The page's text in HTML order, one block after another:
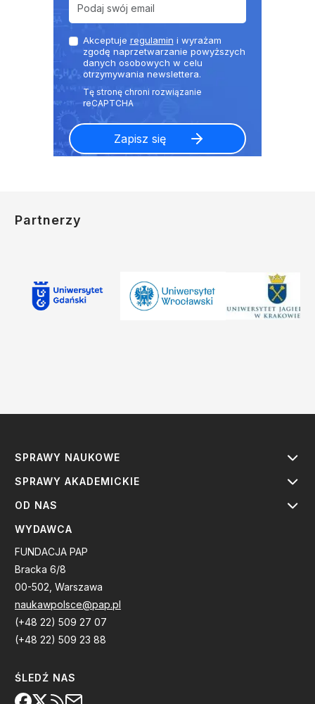
Akceptuje regulamin i wyrażam
zgodę naprzetwarzanie powyższych
danych osobowych w celu
otrzymywania newslettera.
Partnerzy
SPRAWY NAUKOWE
SPRAWY AKADEMICKIE
OD NAS
WYDAWCA
FUNDACJA PAP
Bracka 6/8
00-502, Warszawa
naukawpolsce@pap.pl
(+48 22) 509 27 07
(+48 22) 509 23 88
ŚLEDŹ NAS